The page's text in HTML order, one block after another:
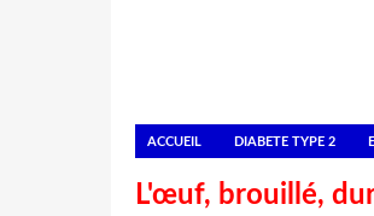
ACCUEIL DIABETE TYPE 2
L'œuf, brouillé,